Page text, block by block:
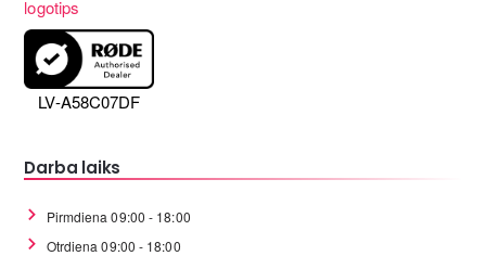
LV-A58C07DF
Darba laiks
Pirmdiena 09:00 - 18:00
Otrdiena 09:00 - 18:00